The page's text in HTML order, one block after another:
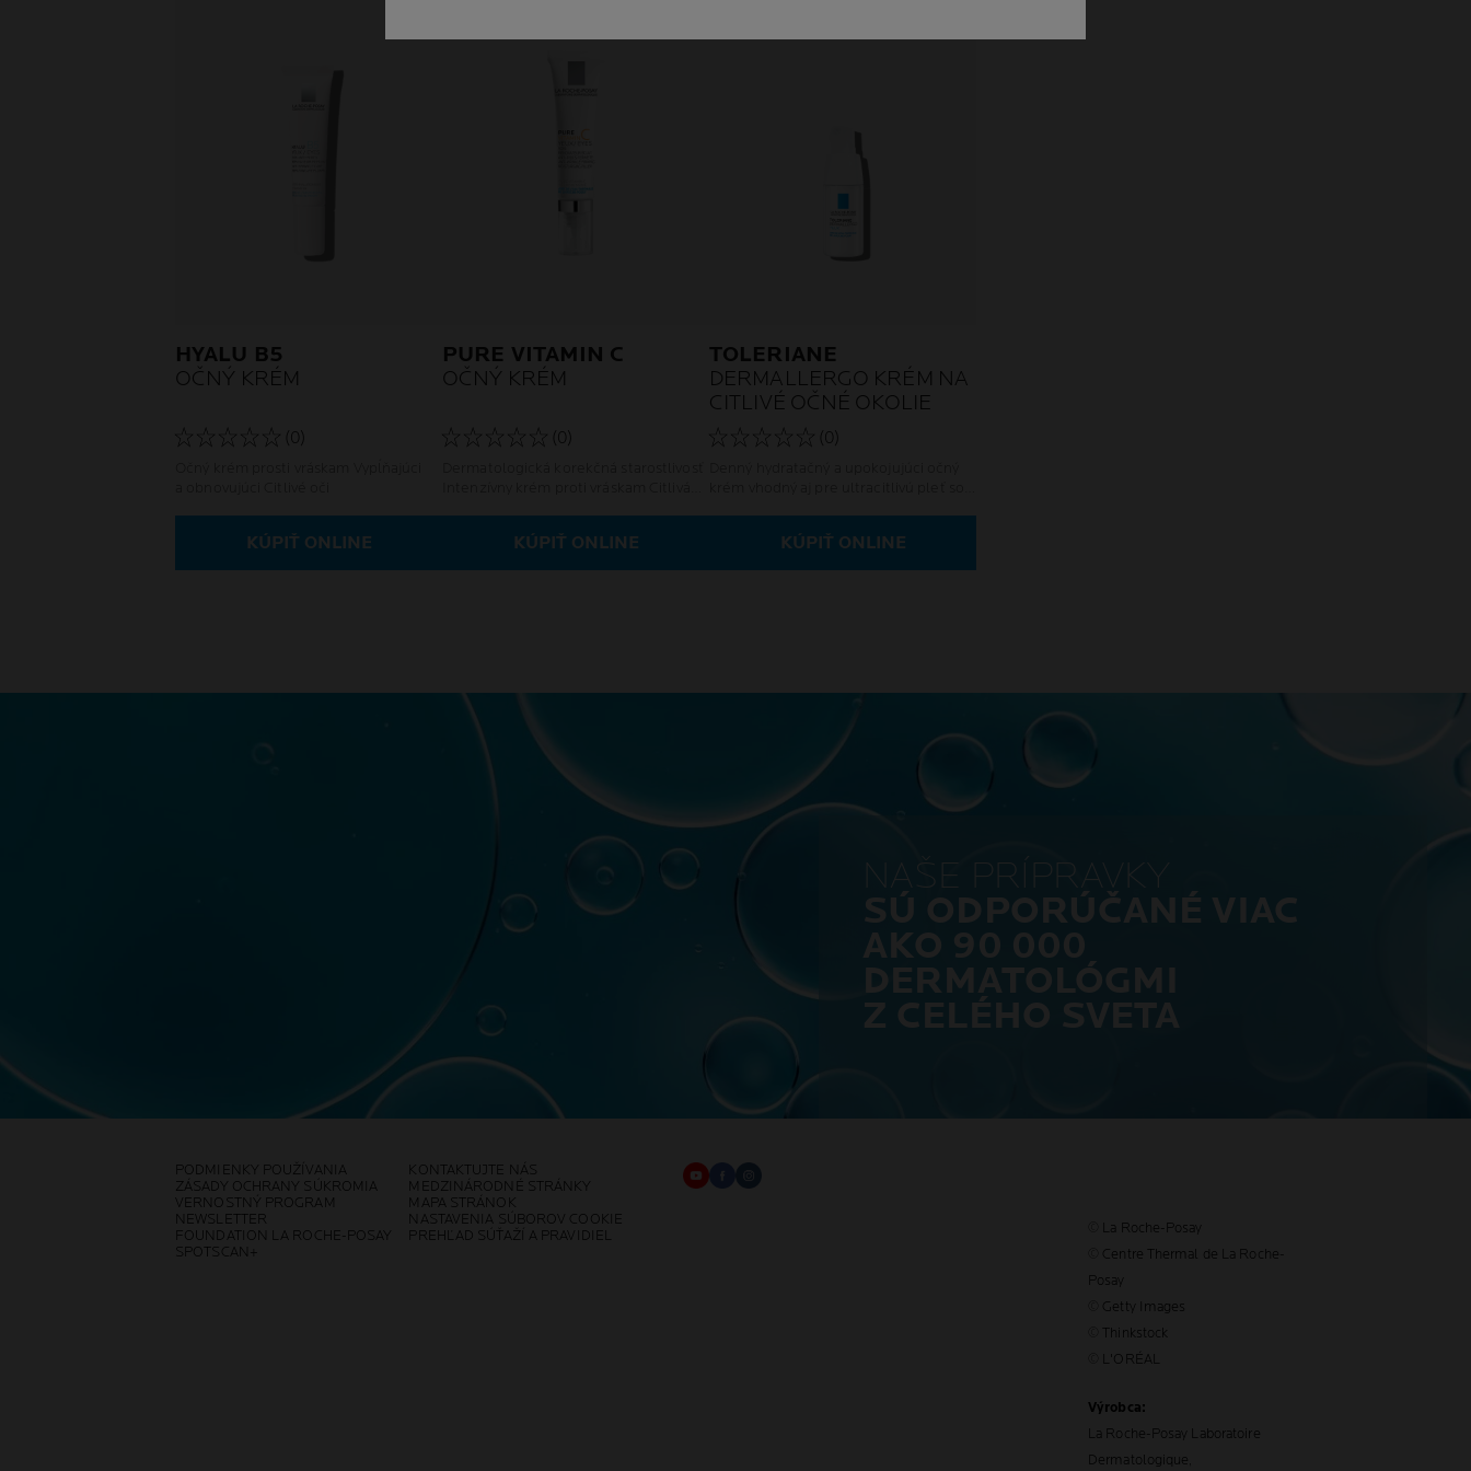
HYALU B5
OČNÝ KRÉM
(0)
KÚPIŤ ONLINE
PURE VITAMIN C
OČNÝ KRÉM
(0)
KÚPIŤ ONLINE
TOLERIANE
DERMALLERGO KRÉM NA
CITLIVÉ OČNÉ OKOLIE
(0)
KÚPIŤ ONLINE
NAŠE PRÍPRAVKY
SÚ ODPORÚČANÉ VIAC
AKO 90 000
DERMATOLÓGMI
Z CELÉHO SVETA
PODMIENKY POUŽÍVANIA
KONTAKTUJTE NÁS
ZÁSADY OCHRANY SÚKROMIA
MEDZINÁRODNÉ STRÁNKY
VERNOSTNÝ PROGRAM
MAPA STRÁNOK
NEWSLETTER
NASTAVENIA SÚBOROV COOKIE
FOUNDATION LA ROCHE-POSAY
PREHĽAD SÚŤAŽÍ A PRAVIDIEL
SPOTSCAN+
© La Roche-Posay
© Centre Thermal de La Roche-
Posay
© Getty Images
© Thinkstock
© L'ORÉAL
Výrobca:
La Roche-Posay Laboratoire
Dermatologique,